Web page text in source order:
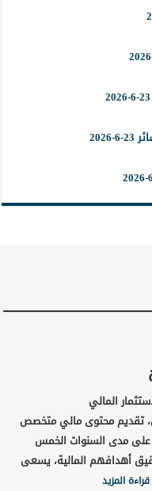
المالي
تقديم محتوى مالي متخصص
على مدى السنوات الخمس
أهدافهم المالية، يسعى
قراءة المزيد